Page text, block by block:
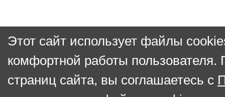
Этот сайт использует файлы
комфортной работы пользователя.
страниц сайта, вы соглашаетесь с